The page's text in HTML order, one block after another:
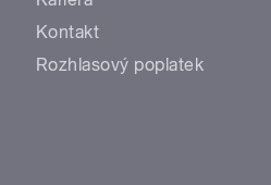
Kontakt
Rozhlasový poplatek